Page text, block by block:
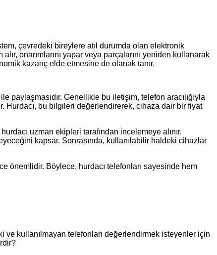
çevredeki bireylere atıl durumda olan elektronik
onarımlarını yapar veya parçalarını yeniden kullanarak
kazanç elde etmesine de olanak tanır.
paylaşmasıdır. Genellikle bu iletişim, telefon aracılığıyla
Hurdacı, bu bilgileri değerlendirerek, cihaza dair bir fiyat
uzman ekipleri tarafından incelemeye alınır.
kapsar. Sonrasında, kullanılabilir haldeki cihazlar
önemlidir. Böylece, hurdacı telefonları sayesinde hem
kullanılmayan telefonları değerlendirmek isteyenler için